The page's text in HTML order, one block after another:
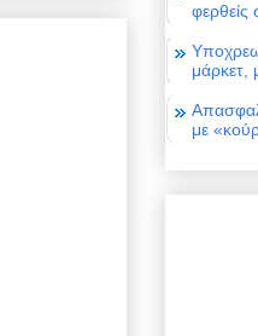
φερθείς
μάρκετ,
με